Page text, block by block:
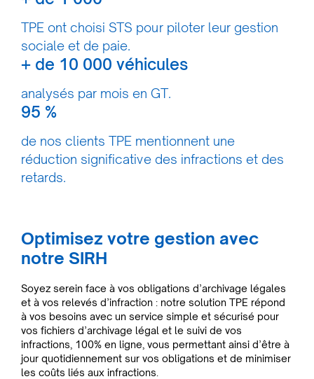
TPE ont choisi STS pour piloter leur gestion
sociale et de paie.
+ de 10 000 véhicules
analysés par mois en GT.
95 %
de nos clients TPE mentionnent une
réduction significative des infractions et des
retards.
Optimisez votre gestion avec
notre SIRH
Soyez serein face à vos obligations d’archivage légales
et à vos relevés d’infraction : notre solution TPE répond
à vos besoins avec un service simple et sécurisé pour
vos fichiers d’archivage légal et le suivi de vos
infractions, 100% en ligne, vous permettant ainsi d’être à
jour quotidiennement sur vos obligations et de minimiser
les coûts liés aux infractions.